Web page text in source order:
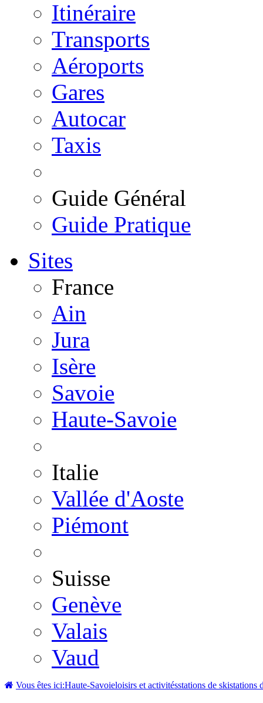
Itinéraire
Transports
Aéroports
Gares
Autocar
Taxis
Guide Général
Guide Pratique
Sites
France
Ain
Jura
Isère
Savoie
Haute-Savoie
Italie
Vallée d'Aoste
Piémont
Suisse
Genève
Valais
Vaud
Vous êtes ici:Haute-Savoieloisirs et activitésstations de skistations